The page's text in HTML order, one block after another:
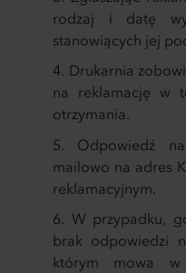
rodzaj i datę
stanowiących jej
Drukarnia
na reklamację w
otrzymania.
Odpowiedź
mailowo na adres
reklamacyjnym.
W przypadku,
brak odpowiedzi
którym mowa w